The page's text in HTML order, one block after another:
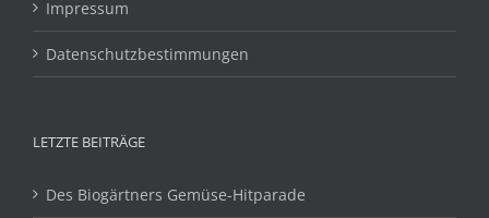
Impressum
Datenschutzbestimmungen
LETZTE BEITRÄGE
Des Biogärtners Gemüse-Hitparade